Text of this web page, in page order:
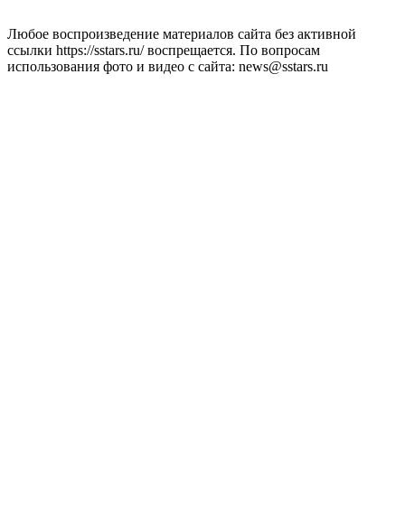
Любое воспроизведение материалов сайта без активной
ссылки https://sstars.ru/ воспрещается. По вопросам
использования фото и видео с сайта: news@sstars.ru